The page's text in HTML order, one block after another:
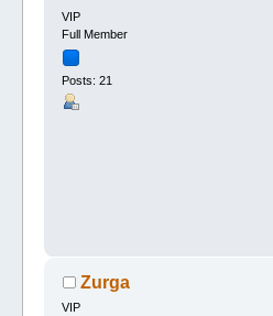
VIP
Full Member
Posts: 21
Zurga
VIP